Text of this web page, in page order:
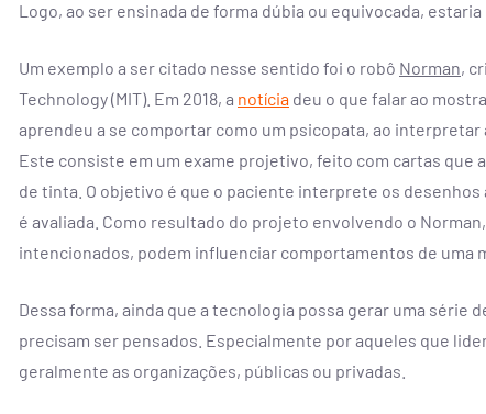
Logo, ao ser ensinada de forma dúbia ou equivocada,
Um exemplo a ser citado nesse sentido foi o robô Norman,
Technology (MIT). Em 2018, a notícia deu o que falar ao
aprendeu a se comportar como um psicopata, ao interpretar
Este consiste em um exame projetivo, feito com cartas que
de tinta. O objetivo é que o paciente interprete os
é avaliada. Como resultado do projeto envolvendo o
intencionados, podem influenciar comportamentos de uma
Dessa forma, ainda que a tecnologia possa gerar uma série
precisam ser pensados. Especialmente por aqueles que
geralmente as organizações, públicas ou privadas.